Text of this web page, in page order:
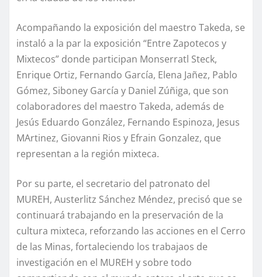
Acompañando la exposición del maestro Takeda, se
instaló a la par la exposición “Entre Zapotecos y
Mixtecos” donde participan Monserratl Steck,
Enrique Ortiz, Fernando García, Elena Jañez, Pablo
Gómez, Siboney García y Daniel Zúñiga, que son
colaboradores del maestro Takeda, además de
Jesús Eduardo González, Fernando Espinoza, Jesus
MArtinez, Giovanni Rios y Efrain Gonzalez, que
representan a la región mixteca.
Por su parte, el secretario del patronato del
MUREH, Austerlitz Sánchez Méndez, precisó que se
continuará trabajando en la preservación de la
cultura mixteca, reforzando las acciones en el Cerro
de las Minas, fortaleciendo los trabajaos de
investigación en el MUREH y sobre todo